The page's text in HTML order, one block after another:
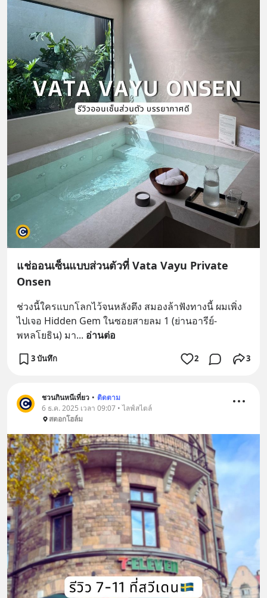
แช่ออนเซ็นแบบส่วนตัวที่ Vata Vayu Private
Onsen
ช่วงนี้ใครแบกโลกไว้จนหลังตึง สมองล้าฟังทางนี้ ผมเพิ่ง
ไปเจอ Hidden Gem ในซอยสายลม 1 (ย่านอารีย์-
พหลโยธิน) มา... อ่านต่อ
3 บันทึก 2 3
ชวนกินหนีเที่ยว • ติดตาม
6 ธ.ค. 2025 เวลา 09:07 • ไลฟ์สไตล์
สตอกโฮล์ม